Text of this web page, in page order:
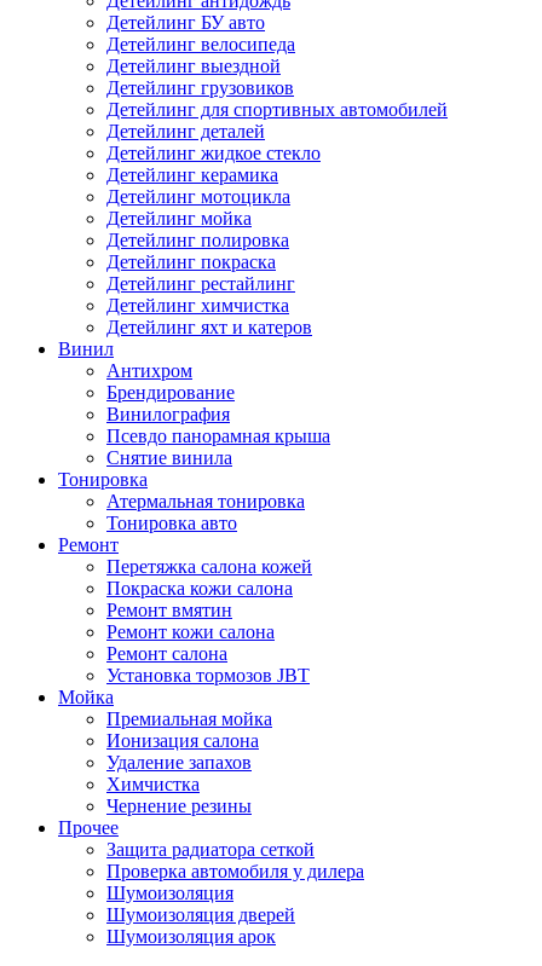
Детейлинг БУ авто
Детейлинг велосипеда
Детейлинг выездной
Детейлинг грузовиков
Детейлинг для спортивных автомобилей
Детейлинг деталей
Детейлинг жидкое стекло
Детейлинг керамика
Детейлинг мотоцикла
Детейлинг мойка
Детейлинг полировка
Детейлинг покраска
Детейлинг рестайлинг
Детейлинг химчистка
Детейлинг яхт и катеров
Винил
Антихром
Брендирование
Винилография
Псевдо панорамная крыша
Снятие винила
Тонировка
Атермальная тонировка
Тонировка авто
Ремонт
Перетяжка салона кожей
Покраска кожи салона
Ремонт вмятин
Ремонт кожи салона
Ремонт салона
Установка тормозов JBT
Мойка
Премиальная мойка
Ионизация салона
Удаление запахов
Химчистка
Чернение резины
Прочее
Защита радиатора сеткой
Проверка автомобиля у дилера
Шумоизоляция
Шумоизоляция дверей
Шумоизоляция арок